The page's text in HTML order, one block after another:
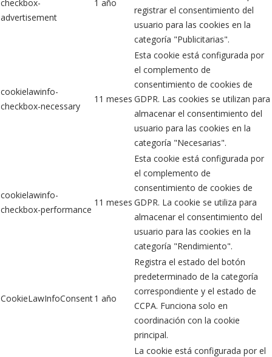
checkbox-
advertisement
1 año
registrar el consentimiento del
usuario para las cookies en la
categoría "Publicitarias".
cookielawinfo-
checkbox-necessary
11 meses
Esta cookie está configurada por
el complemento de
consentimiento de cookies de
GDPR. Las cookies se utilizan para
almacenar el consentimiento del
usuario para las cookies en la
categoría "Necesarias".
cookielawinfo-
checkbox-performance
11 meses
Esta cookie está configurada por
el complemento de
consentimiento de cookies de
GDPR. La cookie se utiliza para
almacenar el consentimiento del
usuario para las cookies en la
categoría "Rendimiento".
CookieLawInfoConsent1 año
Registra el estado del botón
predeterminado de la categoría
correspondiente y el estado de
CCPA. Funciona solo en
coordinación con la cookie
principal.
La cookie está configurada por el